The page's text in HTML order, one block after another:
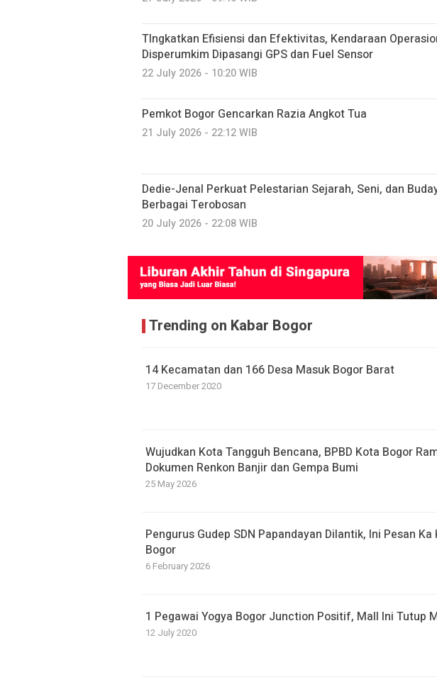
TIngkatkan Efisiensi dan Efektivitas, Kendaraan
Disperumkim Dipasangi GPS dan Fuel Sensor
22 July 2026 - 10:20 WIB
Pemkot Bogor Gencarkan Razia Angkot Tua
21 July 2026 - 22:12 WIB
Dedie-Jenal Perkuat Pelestarian Sejarah, Seni, dan
Berbagai Terobosan
20 July 2026 - 22:08 WIB
Trending on Kabar Bogor
14 Kecamatan dan 166 Desa Masuk Bogor Barat
17 December 2020
​Wujudkan Kota Tangguh Bencana, BPBD Kota Bogor
Dokumen Renkon Banjir dan Gempa Bumi
25 May 2026
Pengurus Gudep SDN Papandayan Dilantik, Ini Pesan
Bogor
6 February 2026
1 Pegawai Yogya Bogor Junction Positif, Mall Ini Tutup
12 July 2020